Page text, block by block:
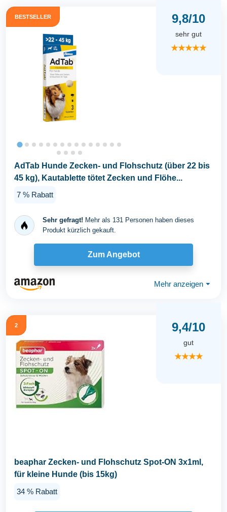
BESTSELLER 9,8/10
sehr gut
★★★★★
AdTab Hunde Zecken- und Flohschutz (über 22 bis
45 kg), Kautablette tötet Zecken und Flöhe...
7 % Rabatt
Sehr gefragt! Mehr als 131 Personen haben dieses
Produkt kürzlich gekauft.
Zum Angebot
Mehr anzeigen ⏷
2 9,4/10
gut
★★★★
beaphar Zecken- und Flohschutz Spot-ON 3x1ml,
für kleine Hunde (bis 15kg)
34 % Rabatt